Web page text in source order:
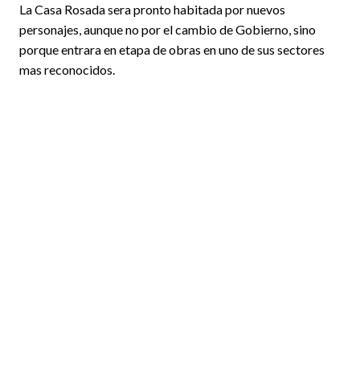
La Casa Rosada sera pronto habitada por nuevos
personajes, aunque no por el cambio de Gobierno, sino
porque entrara en etapa de obras en uno de sus sectores
mas reconocidos.